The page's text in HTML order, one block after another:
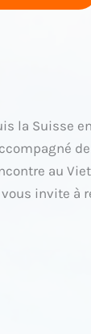
la Suisse
au
vous invite à